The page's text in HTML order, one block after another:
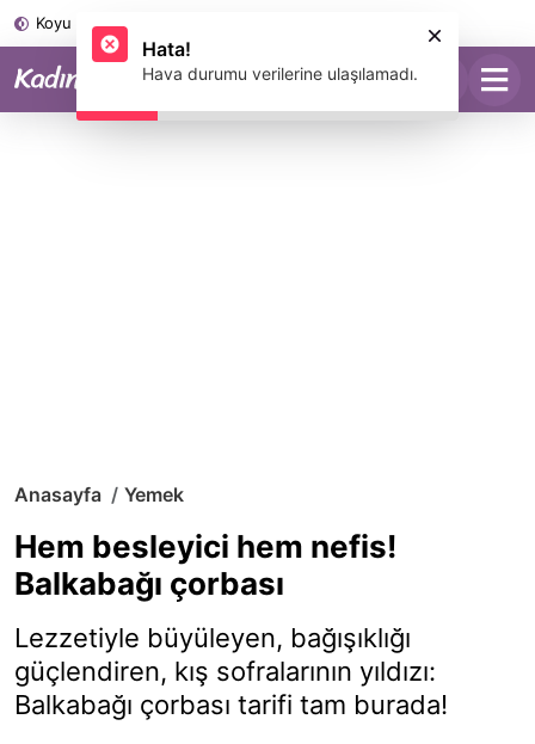
Koyu Mod
Anasayfa Yemek
Hem besleyici hem nefis!
Balkabağı çorbası
Lezzetiyle büyüleyen, bağışıklığı
güçlendiren, kış sofralarının yıldızı:
Balkabağı çorbası tarifi tam burada!
Hata!
Hava durumu verilerine ulaşılamadı.